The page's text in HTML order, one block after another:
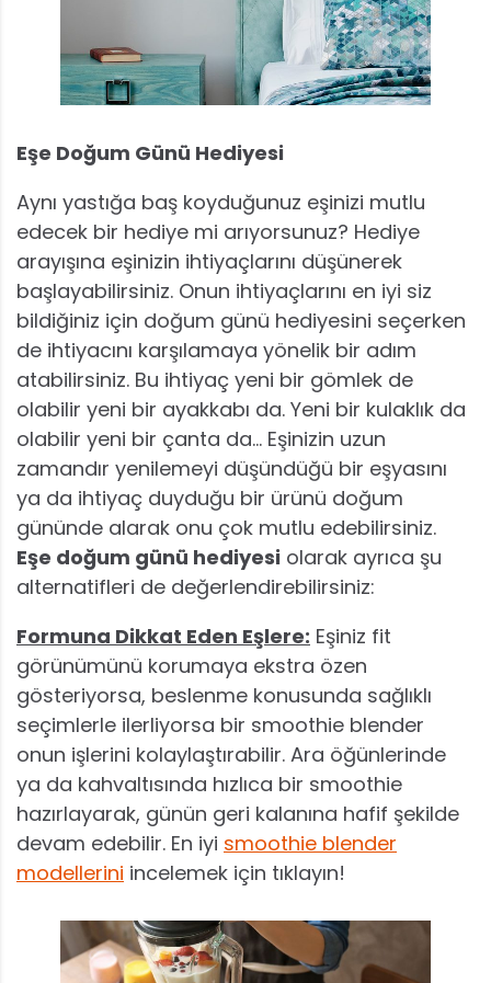
Eşe Doğum Günü Hediyesi
Aynı yastığa baş koyduğunuz eşinizi mutlu
edecek bir hediye mi arıyorsunuz? Hediye
arayışına eşinizin ihtiyaçlarını düşünerek
başlayabilirsiniz. Onun ihtiyaçlarını en iyi siz
bildiğiniz için doğum günü hediyesini seçerken
de ihtiyacını karşılamaya yönelik bir adım
atabilirsiniz. Bu ihtiyaç yeni bir gömlek de
olabilir yeni bir ayakkabı da. Yeni bir kulaklık da
olabilir yeni bir çanta da… Eşinizin uzun
zamandır yenilemeyi düşündüğü bir eşyasını
ya da ihtiyaç duyduğu bir ürünü doğum
gününde alarak onu çok mutlu edebilirsiniz.
Eşe doğum günü hediyesi olarak ayrıca şu
alternatifleri de değerlendirebilirsiniz:
Formuna Dikkat Eden Eşlere: Eşiniz fit
görünümünü korumaya ekstra özen
gösteriyorsa, beslenme konusunda sağlıklı
seçimlerle ilerliyorsa bir smoothie blender
onun işlerini kolaylaştırabilir. Ara öğünlerinde
ya da kahvaltısında hızlıca bir smoothie
hazırlayarak, günün geri kalanına hafif şekilde
devam edebilir. En iyi smoothie blender
modellerini incelemek için tıklayın!